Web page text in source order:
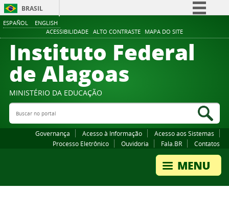
ESPAÑOL ENGLISH
ACESSIBILIDADE ALTO CONTRASTE MAPA DO SITE
BRASIL
Comunica BR
Participe
Canais
Instituto Federal
de Alagoas
MINISTÉRIO DA EDUCAÇÃO
Buscar no portal
Governança Acesso à Informação
Acesso aos Sistemas
Processo Eletrônico
Ouvidoria Fala.BR Contatos